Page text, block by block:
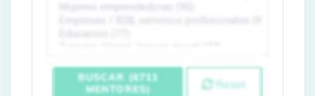
BUSCAR (6711
MENTORES)
Reset